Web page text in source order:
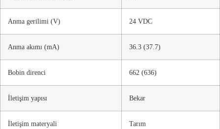
Anma gerilimi (V) 24 VDC
Anma akımı (mA) 36.3 (37.7)
Bobin direnci 662 (636)
İletişim yapısı Bekar
İletişim materyali Tarım